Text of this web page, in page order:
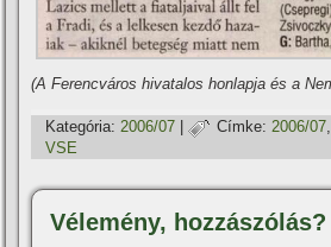
(A Ferencváros hivatalos honlapja és a
Kategória: 2006/07 | Címke: 2006/07
VSE
Vélemény, hozzászólás?